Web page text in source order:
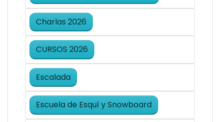
Charlas 2026
CURSOS 2026
Escalada
Escuela de Esquí y Snowboard